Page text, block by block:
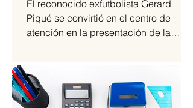
El reconocido exfutbolista Gerard
Piqué se convirtió en el centro de
atención en la presentación de la